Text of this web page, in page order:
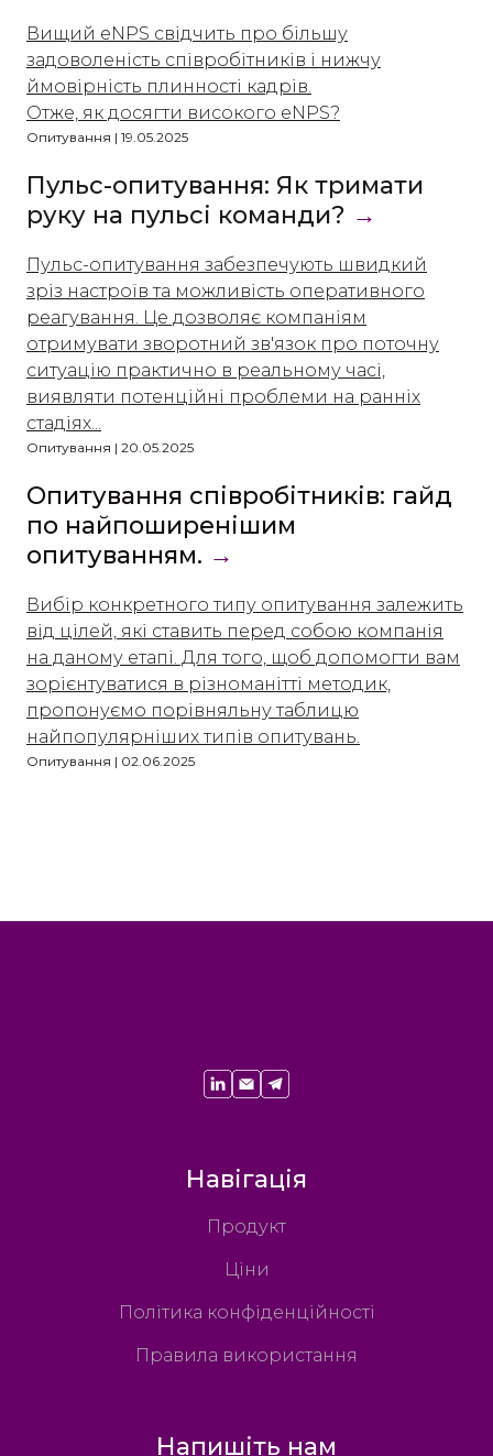
Вищий eNPS свідчить про більшу
задоволеність співробітників і нижчу
ймовірність плинності кадрів.
Отже, як досягти високого eNPS?
Опитування | 19.05.2025
Пульс-опитування: Як тримати
руку на пульсі команди? →
Пульс-опитування забезпечують швидкий
зріз настроїв та можливість оперативного
реагування. Це дозволяє компаніям
отримувати зворотний зв'язок про поточну
ситуацію практично в реальному часі,
виявляти потенційні проблеми на ранніх
стадіях...
Опитування | 20.05.2025
Опитування співробітників: гайд
по найпоширенішим
опитуванням. →
Вибір конкретного типу опитування залежить
від цілей, які ставить перед собою компанія
на даному етапі. Для того, щоб допомогти вам
зорієнтуватися в різноманітті методик,
пропонуємо порівняльну таблицю
найпопулярніших типів опитувань.
Опитування | 02.06.2025
Навігація
Продукт
Ціни
Політика конфіденційності
Правила використання
Напишіть нам